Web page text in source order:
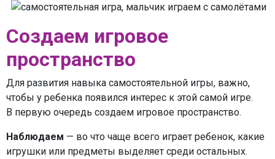
Создаем игровое
пространство
Для развития навыка самостоятельной игры, важно,
чтобы у ребенка появился интерес к этой самой игре.
В первую очередь создаем игровое пространство.
Наблюдаем — во что чаще всего играет ребенок, какие
игрушки или предметы выделяет среди остальных.